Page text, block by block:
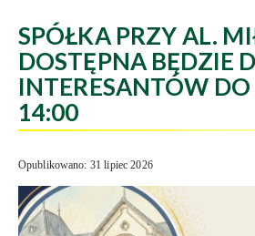
SPÓŁKA PRZY AL.
DOSTĘPNA BĘDZIE
INTERESANTÓW
14:00
Opublikowano: 31 lipiec 2026